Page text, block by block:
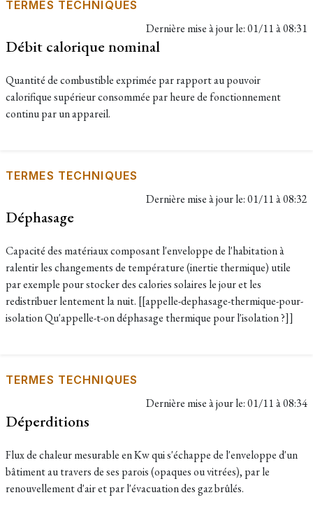
TERMES TECHNIQUES
Dernière mise à jour le:01/11 à 08:31
Débit calorique nominal
Quantité de combustible exprimée par rapport au pouvoir
calorifique supérieur consommée par heure de fonctionnement
continu par un appareil.
TERMES TECHNIQUES
Dernière mise à jour le:01/11 à 08:32
Déphasage
Capacité des matériaux composant l'enveloppe de l'habitation à
ralentir les changements de température (inertie thermique) utile
par exemple pour stocker des calories solaires le jour et les
redistribuer lentement la nuit. [[appelle-dephasage-thermique-pour-
isolation Qu'appelle-t-on déphasage thermique pour l'isolation ?]]
TERMES TECHNIQUES
Dernière mise à jour le:01/11 à 08:34
Déperditions
Flux de chaleur mesurable en Kw qui s'échappe de l'enveloppe d'un
bâtiment au travers de ses parois (opaques ou vitrées), par le
renouvellement d'air et par l'évacuation des gaz brûlés.